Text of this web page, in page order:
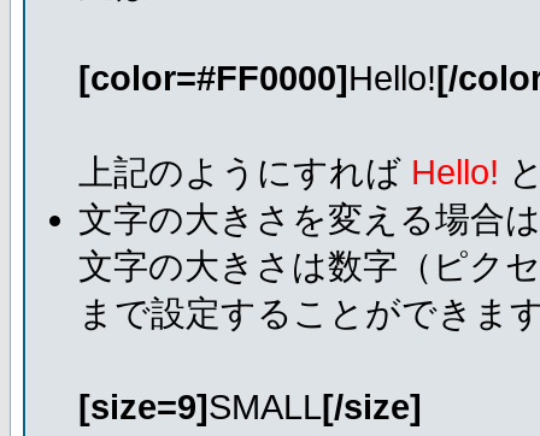
[color=#FF0000]Hello![/
上記のようにすれば Hello!
文字の大きさを変える場合
文字の大きさは数字（ピク
まで設定することができま
[size=9]SMALL[/size]